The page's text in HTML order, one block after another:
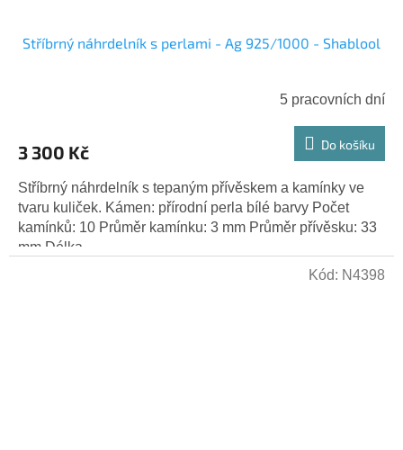
Stříbrný náhrdelník s perlami - Ag 925/1000 - Shablool
5 pracovních dní
3 300 Kč Do košíku
Stříbrný náhrdelník s tepaným přívěskem a kamínky ve
tvaru kuliček. Kámen: přírodní perla bílé barvy Počet
kamínků: 10 Průměr kamínku: 3 mm Průměr přívěsku: 33
mm Délka...
Kód: N4398